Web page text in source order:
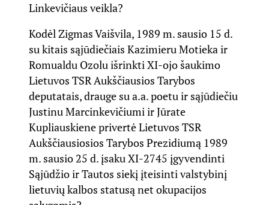
Linkevičiaus veikla?
Kodėl Zigmas Vaišvila, 1989 m. sausio 15 d.
su kitais sąjūdiečiais Kazimieru Motieka ir
Romualdu Ozolu išrinkti XI-ojo šaukimo
Lietuvos TSR Aukščiausios Tarybos
deputatais, drauge su a.a. poetu ir sąjūdiečiu
Justinu Marcinkevičiumi ir Jūrate
Kupliauskiene privertė Lietuvos TSR
Aukščiausiosios Tarybos Prezidiumą 1989
m. sausio 25 d. įsaku XI-2745 įgyvendinti
Sąjūdžio ir Tautos siekį įteisinti valstybinį
lietuvių kalbos statusą net okupacijos